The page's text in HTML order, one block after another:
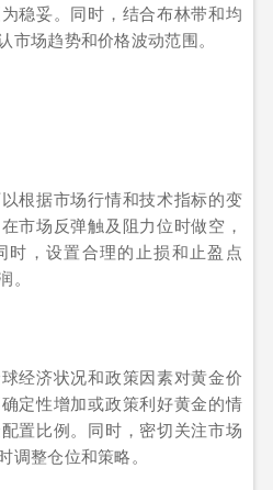
稳妥。同时，结合布林带和均
场趋势和价格波动范围。
根据市场行情和技术指标的变
市场反弹触及阻力位时做空，
时，设置合理的止损和止盈点
经济状况和政策因素对黄金价
定性增加或政策利好黄金的情
置比例。同时，密切关注市场
调整仓位和策略。